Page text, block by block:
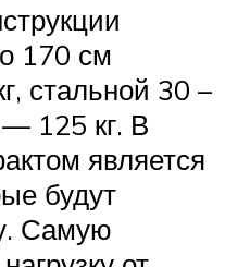
170 см
стальной 30 –
— 125 кг. В
является
будут
Самую